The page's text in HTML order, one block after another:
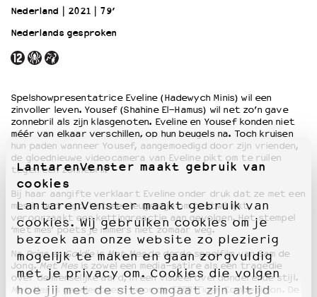
LantarenVenster maakt gebruik van
cookies
LantarenVenster maakt gebruik van
cookies. Wij gebruiken cookies om je
bezoek aan onze website zo plezierig
mogelijk te maken en gaan zorgvuldig
met je privacy om. Cookies die volgen
hoe jij met de site omgaat zijn altijd
OVER LANTARENVENSTER
Wat we doen
Word vriend
Historie
Partners
Huisregels
Privacyverklaring
Integriteits- en gedragscode
Duurzaamheid
Culturele boycot Israël
Ruimte voor artistieke vrijheid – VNPF
Nederland
2021
79’
Nederlands gesproken
Spelshowpresentatrice Eveline (Hadewych Minis) wil een
zinvoller leven. Yousef (Shahine El-Hamus) wil net zo’n gave
zonnebril als zijn klasgenoten. Eveline en Yousef konden niet
méér van elkaar verschillen, op hun beugels na. Toch kruisen
hun paden wanneer Yousef, aangemoedigd door zijn vrienden,
de gloednieuwe videocamera van Eveline pikt om te ruilen
tegen een zonnebril.
Bij haar aangifte verklaart Eveline onder druk dat ze met een
mes is bedreigd. Wat een leugentje om bestwil lijkt,
veroorzaakt een kettingreactie aan gevolgen. Het stempel
‘met mes’ poets je immers niet zomaar weg.
NaPrinsenGoldieis Met Mesde derde speelfilm van Sam de
Jong.Met Mesis zowel een media-satire als een tragedie
over de menselijke aard, in een visueel overdonderende stijl.
Met Mesis geselecteerd voor de IFFR Tiger Competition. De